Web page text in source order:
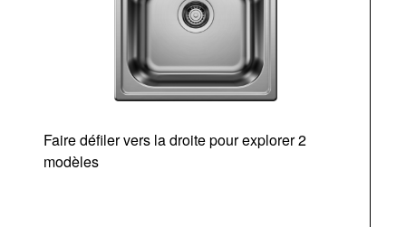
Faire défiler vers la droite pour explorer 2
modèles